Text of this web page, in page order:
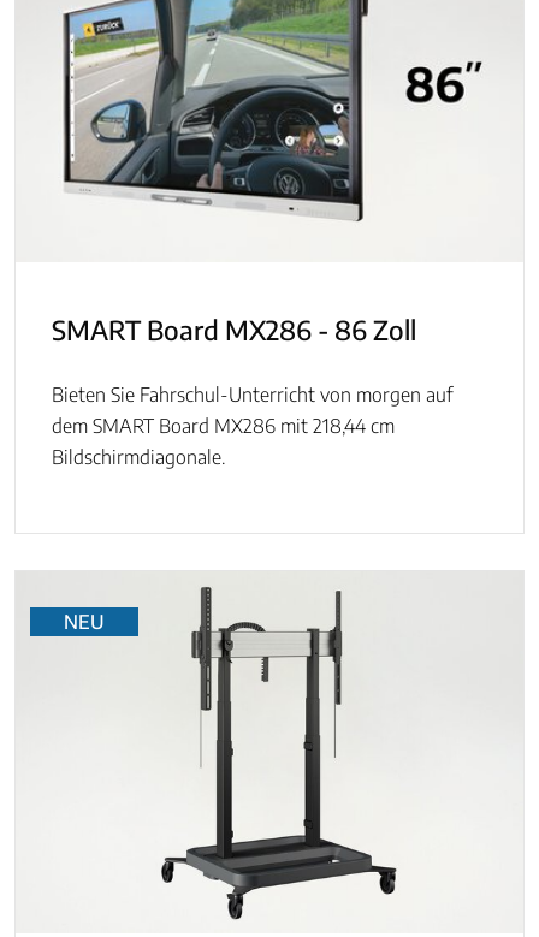
SMART Board MX286 - 86 Zoll
Bieten Sie Fahrschul-Unterricht von morgen auf
dem SMART Board MX286 mit 218,44 cm
Bildschirmdiagonale.
NEU